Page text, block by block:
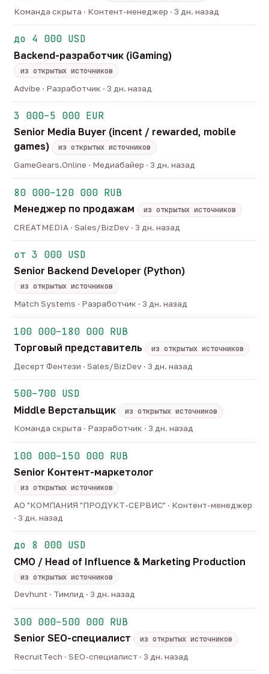
Команда скрыта · Контент-менеджер · 3 дн. назад
до 4 000 USD
Backend-разработчик (iGaming)
из открытых источников
Advibe · Разработчик · 3 дн. назад
3 000–5 000 EUR
Senior Media Buyer (incent / rewarded, mobile
games)
из открытых источников
GameGears.Online · Медиабайер · 3 дн. назад
80 000–120 000 RUB
Менеджер по продажам
из открытых источников
CREATMEDIA · Sales/BizDev · 3 дн. назад
от 3 000 USD
Senior Backend Developer (Python)
из открытых источников
Match Systems · Разработчик · 3 дн. назад
100 000–180 000 RUB
Торговый представитель
из открытых источников
Десерт Фентези · Sales/BizDev · 3 дн. назад
500–700 USD
Middle Верстальщик
из открытых источников
Команда скрыта · Разработчик · 3 дн. назад
100 000–150 000 RUB
Senior Контент-маркетолог
из открытых источников
АО "КОМПАНИЯ "ПРОДУКТ-СЕРВИС" · Контент-менеджер
· 3 дн. назад
до 8 000 USD
CMO / Head of Influence & Marketing Production
из открытых источников
Devhunt · Тимлид · 3 дн. назад
300 000–500 000 RUB
Senior SEO-специалист
из открытых источников
RecruitTech · SEO-специалист · 3 дн. назад